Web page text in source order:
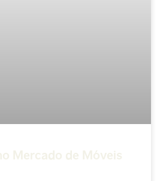
Mercado de Móveis